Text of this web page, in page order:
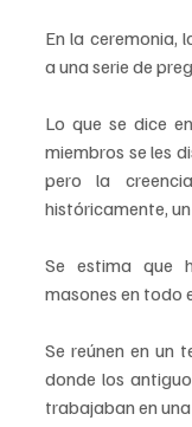
En la ceremonia,
a una serie de
Lo que se dice
miembros se les
pero la
históricamente,
Se estima que
masones en todo
Se reúnen en un
donde los
trabajaban en